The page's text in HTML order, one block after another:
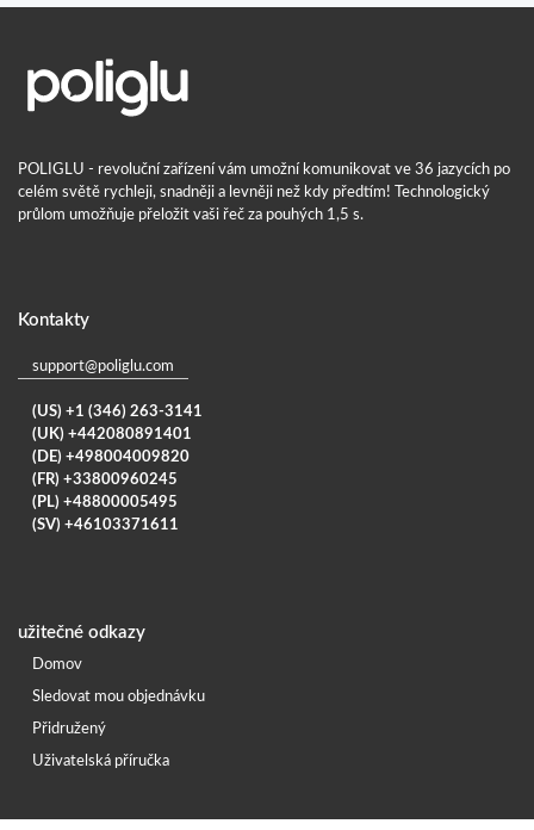
POLIGLU - revoluční zařízení vám umožní komunikovat ve 36 jazycích po
celém světě rychleji, snadněji a levněji než kdy předtím! Technologický
průlom umožňuje přeložit vaši řeč za pouhých 1,5 s.
Kontakty
support@poliglu.com
(US) +1 (346) 263-3141
(UK) +442080891401
(DE) +498004009820
(FR) +33800960245
(PL) +48800005495
(SV) +46103371611
užitečné odkazy
Domov
Sledovat mou objednávku
Přidružený
Uživatelská příručka